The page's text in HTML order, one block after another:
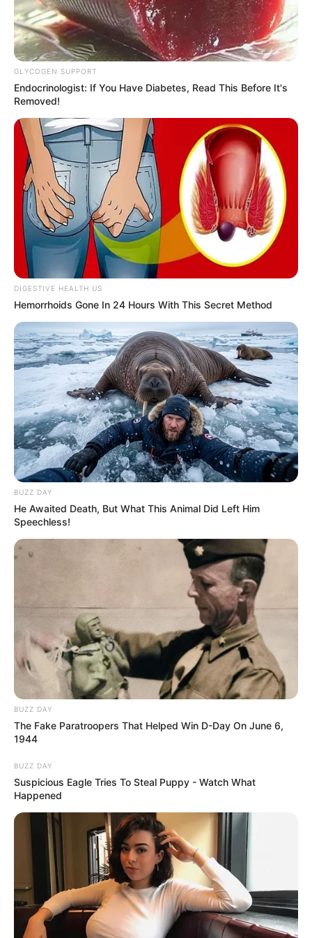
കറാച്ചി:അമേരിക്ക പാക്കിസ്ഥാനെ ആക്രമിച്ചാൽ
ഇന്ത‍്യയെ ല‍ക്ഷ‍്യമിടുമെന്ന് ഇന്ത‍്യയിലെ മുൻ
പാക്കിസ്ഥാൻ ഹൈക്കമ്മീഷണർ അബ്ദുൾ ബാസിത്.
തങ്ങളുടെ മിസൈലുകൾ അമെരിക്കയിൽ
എത്തിയേക്കില്ലെന്നും അതിനാൽ മുംബൈയെയും
ന‍്യൂഡൽഹിയെയുംരണ്ടാമതൊന്ന് ആലോചിക്കാതെ
ആക്രമിക്കേണ്ടി വരുമെന്നും . പിന്നീട് എന്ത്
സംഭവിക്കുമെന്ന് നോക്കാമെന്നും അബ്ദുൾ ബാസിത്
പറഞ്ഞു.
‘അമേരിക്ക പാകിസ്താനെ
ആക്രമിക്കുകയാണെങ്കിൽ, രണ്ടാമതൊന്ന്
ആലോചിക്കാതെ നമുക്ക് മുംബൈയെയും
ന്യൂഡൽഹിയെയും ആക്രമിക്കേണ്ടി വരും. നമ്മളത്
ഒഴിവാക്കില്ല, പിന്നീട് എന്ത് സംഭവിക്കുമെന്ന്
അപ്പോൾ കാണാം’, അദ്ദേഹം പറഞ്ഞു.
സാങ്കൽപ്പികമായ ഒരു യുദ്ധസാഹചര്യത്തെക്കുറിച്ച്
GLYCOGEN SUPPORT
Endocrinologist: If You Have Diabetes, Read This Before It's
Removed!
DIGESTIVE HEALTH US
Hemorrhoids Gone In 24 Hours With This Secret Method
BUZZ DAY
He Awaited Death, But What This Animal Did Left Him
Speechless!
BUZZ DAY
The Fake Paratroopers That Helped Win D-Day On June 6,
1944
BUZZ DAY
Suspicious Eagle Tries To Steal Puppy - Watch What
Happened